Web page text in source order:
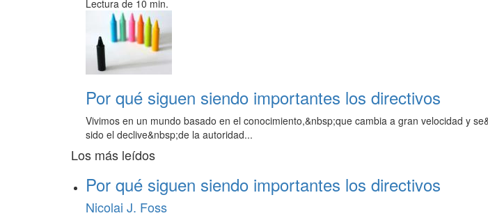
Lectura de 10 min.
Por qué siguen siendo importantes los directivos
Vivimos en un mundo basado en el conocimiento,&nbsp;que cambia a gran velocidad y
sido el declive&nbsp;de la autoridad...
Los más leídos
Por qué siguen siendo importantes los directivos
Nicolai J. Foss